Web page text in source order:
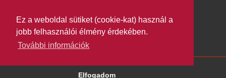
Ez a weboldal sütiket (cookie-kat) használ a
jobb felhasználói élmény érdekében.
További információk
Elfogadom
H-7100 SZEKSZÁRD,
SZENT ISTVÁN TÉR 26.
WWW.WOMM.HU
2026 © COPYRIGHT